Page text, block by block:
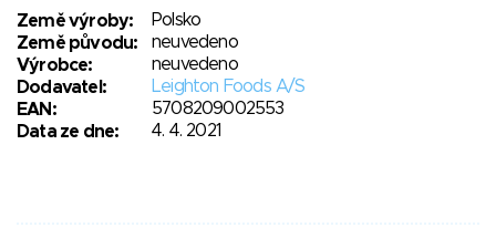
Země výroby:
Polsko
Země původu:
neuvedeno
Výrobce:
neuvedeno
Dodavatel:
Leighton Foods A/S
EAN:
5708209002553
Data ze dne:
4. 4. 2021